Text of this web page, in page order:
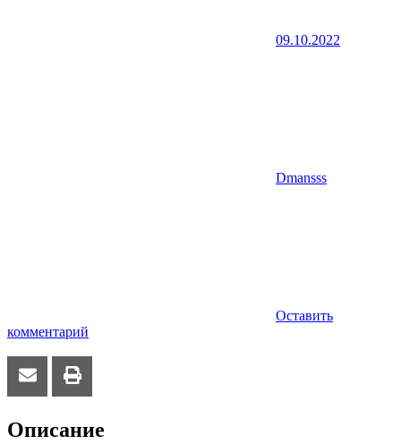
09.10.2022
Dmansss
Оставить
комментарий
Описание